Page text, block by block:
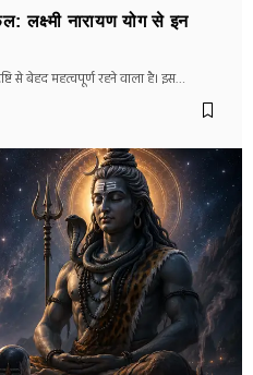
लक्ष्मी नारायण योग से इन
से बेहद महत्वपूर्ण रहने वाला है। इस…